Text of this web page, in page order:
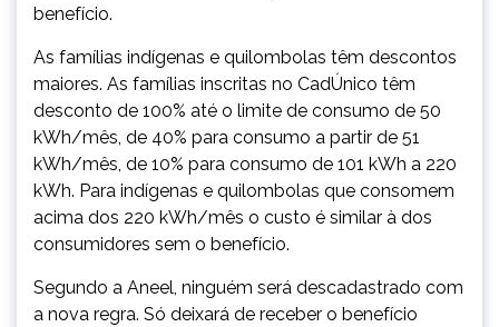
benefício.
As famílias indígenas e quilombolas têm descontos
maiores. As famílias inscritas no CadÚnico têm
desconto de 100% até o limite de consumo de 50
kWh/mês, de 40% para consumo a partir de 51
kWh/mês, de 10% para consumo de 101 kWh a 220
kWh. Para indígenas e quilombolas que consomem
acima dos 220 kWh/mês o custo é similar à dos
consumidores sem o benefício.
Segundo a Aneel, ninguém será descadastrado com
a nova regra. Só deixará de receber o benefício